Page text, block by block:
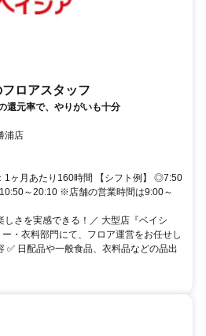
ロアスタッフ
還元率で、やりがいも十分
浦店
1ヶ月あたり160時間 【シフト例】 ◎7:50
～20:10 ※店舗の営業時間は9:00～
しさを実感できる！／ 大型店『ベイシ
・衣料部門にて、フロア運営をお任せし
✅ 日配品や一般食品、衣料品などの品出